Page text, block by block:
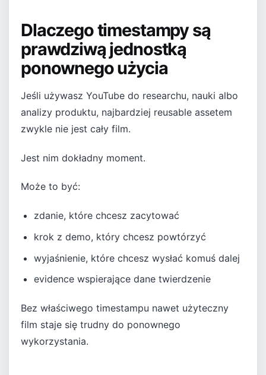
Dlaczego timestampy są
prawdziwą jednostką
ponownego użycia
Jeśli używasz YouTube do researchu, nauki albo
analizy produktu, najbardziej reusable assetem
zwykle nie jest cały film.
Jest nim dokładny moment.
Może to być:
zdanie, które chcesz zacytować
krok z demo, który chcesz powtórzyć
wyjaśnienie, które chcesz wysłać komuś dalej
evidence wspierające dane twierdzenie
Bez właściwego timestampu nawet użyteczny
film staje się trudny do ponownego
wykorzystania.